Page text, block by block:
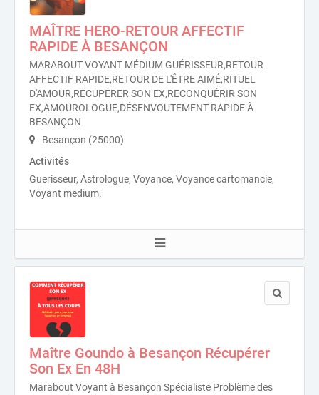
MAÎTRE HERO-RETOUR AFFECTIF
RAPIDE À BESANÇON
MARABOUT VOYANT MÉDIUM GUÉRISSEUR,RETOUR
AFFECTIF RAPIDE,RETOUR DE L'ÊTRE AIMÉ,RITUEL
D'AMOUR,RÉCUPÉRER SON EX,RECONQUÉRIR SON
EX,AMOUROLOGUE,DÉSENVOUTEMENT RAPIDE À
BESANÇON
Besançon (25000)
Activités
Guerisseur, Astrologue, Voyance, Voyance cartomancie,
Voyant medium.
Maître Goundo à Besançon Récupérer
Son Ex En 48H
Marabout Voyant à Besançon Spécialiste Problème des